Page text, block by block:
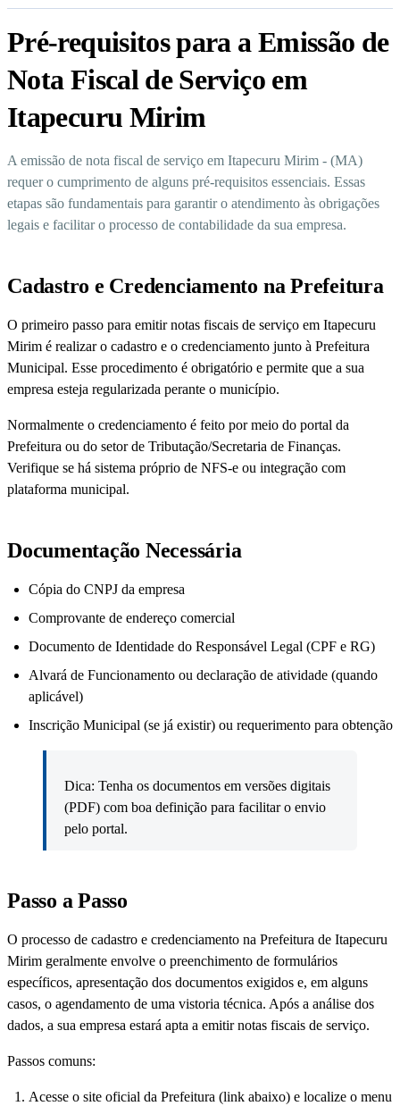
Pré-requisitos para a Emissão de
Nota Fiscal de Serviço em
Itapecuru Mirim
A emissão de nota fiscal de serviço em Itapecuru Mirim - (MA)
requer o cumprimento de alguns pré-requisitos essenciais. Essas
etapas são fundamentais para garantir o atendimento às obrigações
legais e facilitar o processo de contabilidade da sua empresa.
Cadastro e Credenciamento na Prefeitura
O primeiro passo para emitir notas fiscais de serviço em Itapecuru
Mirim é realizar o cadastro e o credenciamento junto à Prefeitura
Municipal. Esse procedimento é obrigatório e permite que a sua
empresa esteja regularizada perante o município.
Normalmente o credenciamento é feito por meio do portal da
Prefeitura ou do setor de Tributação/Secretaria de Finanças.
Verifique se há sistema próprio de NFS-e ou integração com
plataforma municipal.
Documentação Necessária
Cópia do CNPJ da empresa
Comprovante de endereço comercial
Documento de Identidade do Responsável Legal (CPF e RG)
Alvará de Funcionamento ou declaração de atividade (quando
aplicável)
Inscrição Municipal (se já existir) ou requerimento para obtenção
Dica: Tenha os documentos em versões digitais
(PDF) com boa definição para facilitar o envio
pelo portal.
Passo a Passo
O processo de cadastro e credenciamento na Prefeitura de Itapecuru
Mirim geralmente envolve o preenchimento de formulários
específicos, apresentação dos documentos exigidos e, em alguns
casos, o agendamento de uma vistoria técnica. Após a análise dos
dados, a sua empresa estará apta a emitir notas fiscais de serviço.
Passos comuns:
Acesse o site oficial da Prefeitura (link abaixo) e localize o menu